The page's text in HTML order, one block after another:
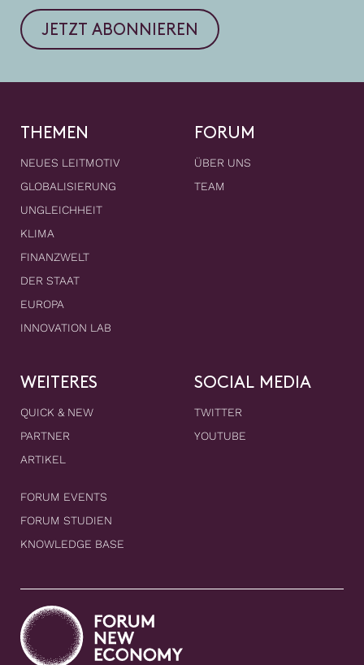
JETZT ABONNIEREN
THEMEN
NEUES LEITMOTIV
GLOBALISIERUNG
UNGLEICHHEIT
KLIMA
FINANZWELT
DER STAAT
EUROPA
INNOVATION LAB
FORUM
ÜBER UNS
TEAM
WEITERES
QUICK & NEW
PARTNER
ARTIKEL
FORUM EVENTS
FORUM STUDIEN
KNOWLEDGE BASE
SOCIAL MEDIA
TWITTER
YOUTUBE